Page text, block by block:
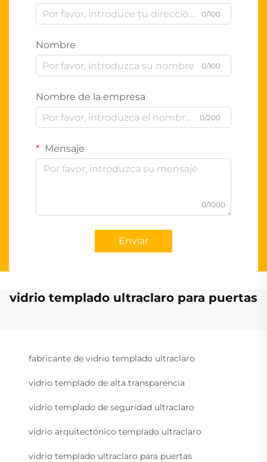
0/100
Nombre
0/100
Nombre de la empresa
0/200
Mensaje
0/1000
Enviar
vidrio templado ultraclaro para puertas
fabricante de vidrio templado ultraclaro
vidrio templado de alta transparencia
vidrio templado de seguridad ultraclaro
vidrio arquitectónico templado ultraclaro
vidrio templado ultraclaro para puertas